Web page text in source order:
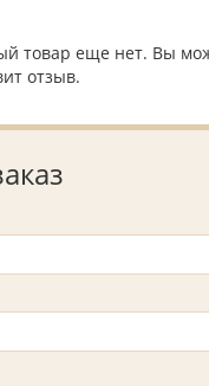
товар еще нет. Вы
отзыв.